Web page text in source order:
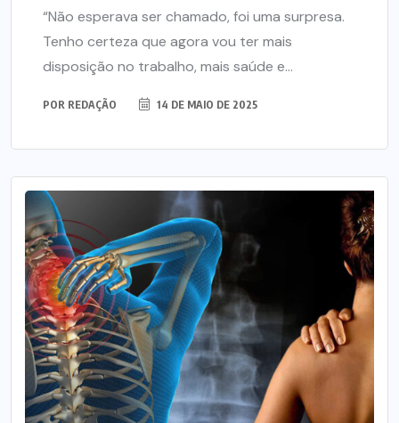
“Não esperava ser chamado, foi uma surpresa.
Tenho certeza que agora vou ter mais
disposição no trabalho, mais saúde e...
POR REDAÇÃO 14 DE MAIO DE 2025